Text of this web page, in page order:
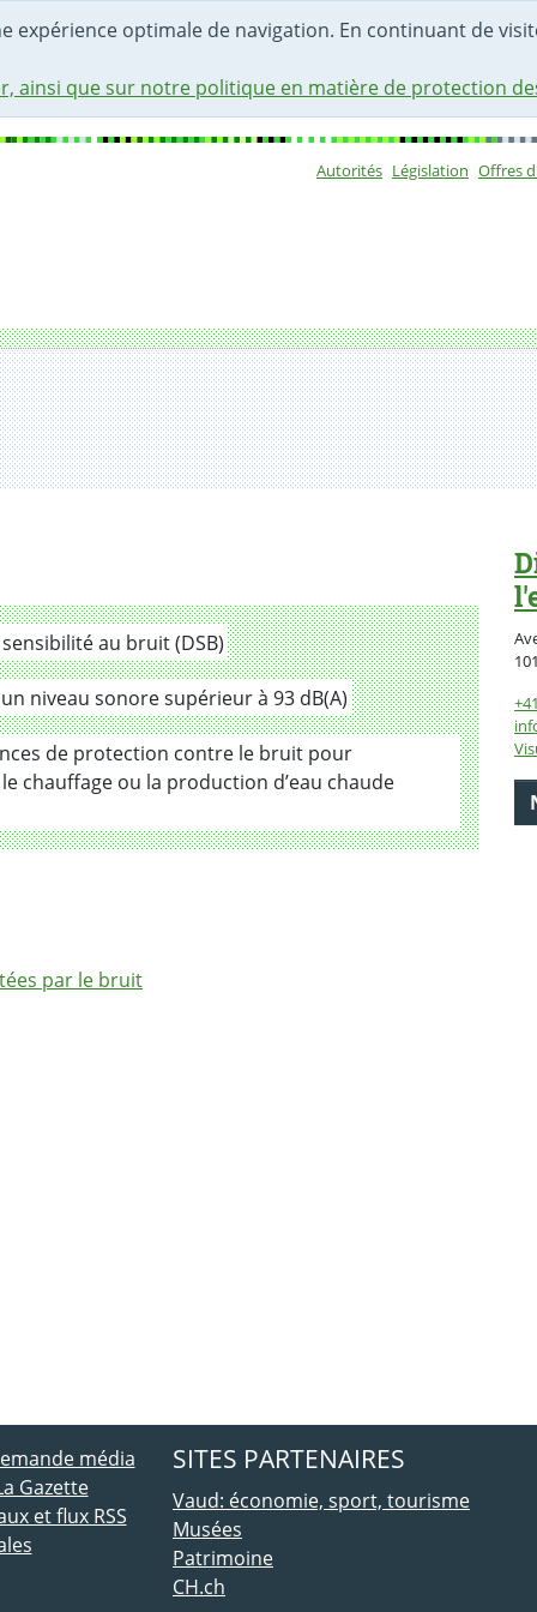
expérience optimale de navigation. En continuant de
ainsi que sur notre politique en matière de protection
Autorités Législation Offres
au bruit (DSB)
niveau sonore supérieur à 93 dB(A)
de protection contre le bruit pour
chauffage ou la production d’eau chaude
par le bruit
média
Gazette
et flux RSS
SITES PARTENAIRES
Vaud: économie, sport, tourisme
Musées
Patrimoine
CH.ch